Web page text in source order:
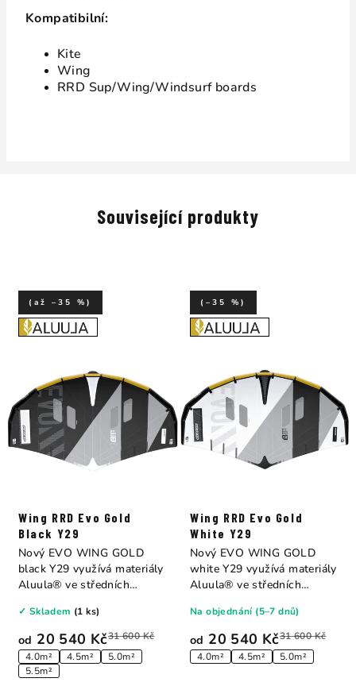
Kompatibilní:
Kite
Wing
RRD Sup/Wing/Windsurf boards
Související produkty
Wing RRD Evo Gold
Black Y29
od 20 540 Kč31 600 Kč
(až –35 %)
4.0m² 4.5m²
5.0m²
5.5m²
✓ Skladem (1 ks)
Nový EVO WING GOLD
black Y29 využívá materiály
Aluula® ve středních
Wing RRD Evo Gold
White Y29
od 20 540 Kč31 600 Kč
(–35 %)
4.0m² 4.5m² 5.0m²
Na objednání (5–7 dnů)
Nový EVO WING GOLD
white Y29 využívá materiály
Aluula® ve středních